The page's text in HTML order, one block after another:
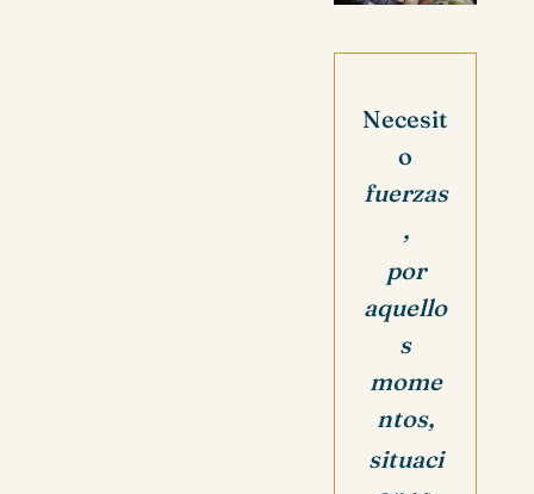
Necesit
o
fuerzas
,
por
aquello
s
mome
ntos,
situaci